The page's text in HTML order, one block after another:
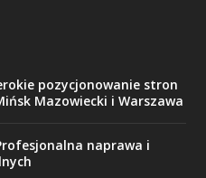
pozycjonowanie stron
Mazowiecki i Warszawa
naprawa i